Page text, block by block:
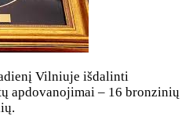
Vilniuje išdalinti
apdovanojimai – 16 bronzinių